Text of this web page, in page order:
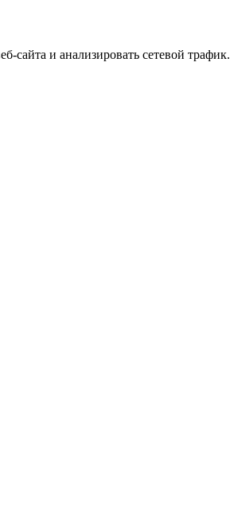
сайта и анализировать сетевой трафик.